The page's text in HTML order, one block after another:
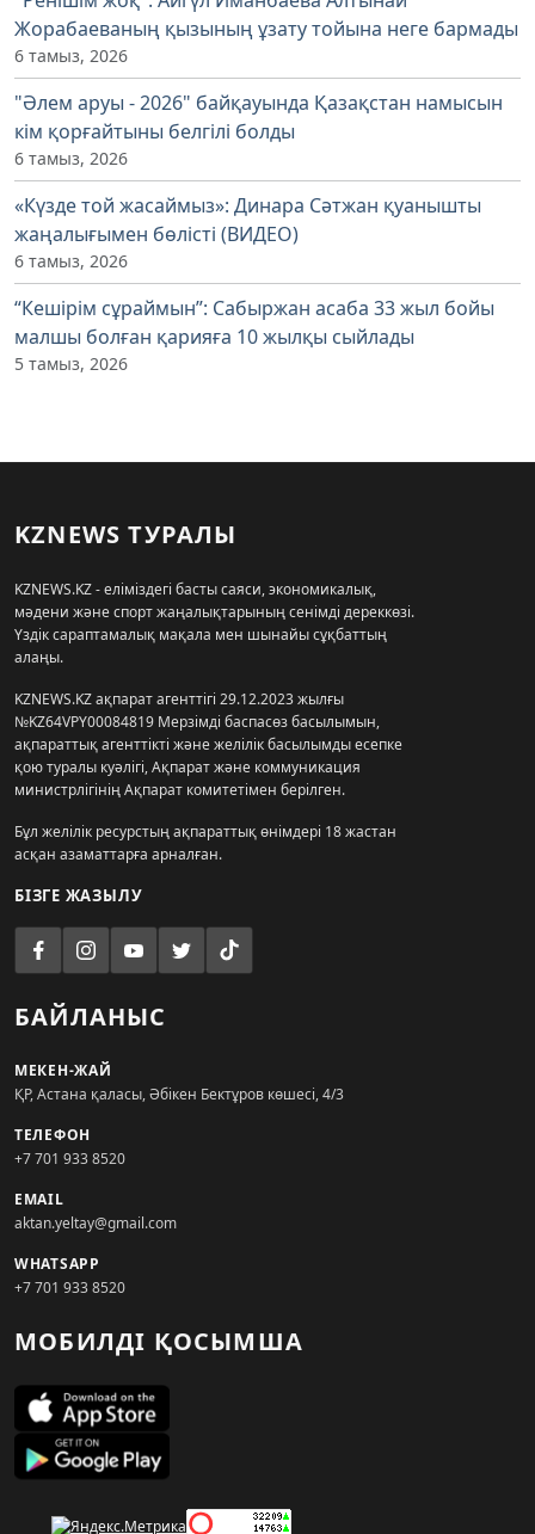
Жорабаеваның қызының ұзату тойына неге бармады
6 тамыз, 2026
"Әлем аруы - 2026" байқауында Қазақстан намысын
кім қорғайтыны белгілі болды
6 тамыз, 2026
«Күзде той жасаймыз»: Динара Сәтжан қуанышты
жаңалығымен бөлісті (ВИДЕО)
6 тамыз, 2026
“Кешірім сұраймын”: Сабыржан асаба 33 жыл бойы
малшы болған қарияға 10 жылқы сыйлады
5 тамыз, 2026
KZNEWS ТУРАЛЫ
KZNEWS.KZ - еліміздегі басты саяси, экономикалық,
мәдени және спорт жаңалықтарының сенімді дереккөзі.
Үздік сараптамалық мақала мен шынайы сұқбаттың
алаңы.
KZNEWS.KZ ақпарат агенттігі 29.12.2023 жылғы
№KZ64VPY00084819 Мерзімді баспасөз басылымын,
ақпараттық агенттікті және желілік басылымды есепке
қою туралы куәлігі, Ақпарат және коммуникация
министрлігінің Ақпарат комитетімен берілген.
Бұл желілік ресурстың ақпараттық өнімдері 18 жастан
асқан азаматтарға арналған.
БІЗГЕ ЖАЗЫЛУ
БАЙЛАНЫС
МЕКЕН-ЖАЙ
ҚР, Астана қаласы, Әбікен Бектұров көшесі, 4/3
ТЕЛЕФОН
+7 701 933 8520
EMAIL
aktan.yeltay@gmail.com
WHATSAPP
+7 701 933 8520
МОБИЛДІ ҚОСЫМША